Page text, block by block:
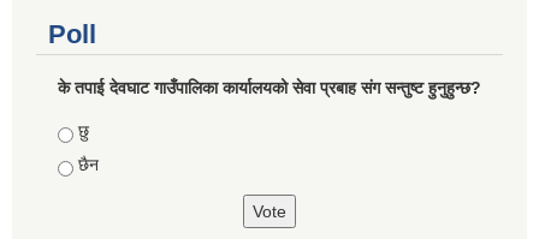
Poll
के तपाई देवघाट गाउँपालिका कार्यालयको सेवा प्रबाह संग सन्तुष्ट हुनुहुन्छ?
Choices
छु
छैन